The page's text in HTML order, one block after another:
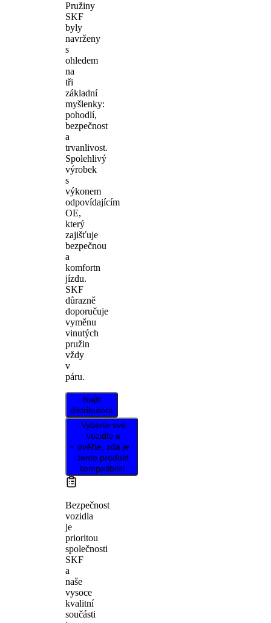
Pružiny
SKF
byly
navrženy
s
ohledem
na
tři
základní
myšlenky:
pohodlí,
bezpečnost
a
trvanlivost.
Spolehlivý
výrobek
s
výkonem
odpovídajícím
OE,
který
zajišťuje
bezpečnou
a
komfortn
jízdu.
SKF
důrazně
doporučuje
vyměnu
vinutých
pružin
vždy
v
páru.
Najít
distributora
Vyberte své
vozidlo a
ověřte, zda je
tento produkt
kompatibilní.
Bezpečnost
vozidla
je
prioritou
společnosti
SKF
a
naše
vysoce
kvalitní
součásti